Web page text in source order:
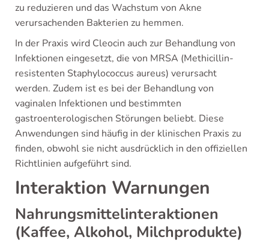
zu reduzieren und das Wachstum von Akne
verursachenden Bakterien zu hemmen.
In der Praxis wird Cleocin auch zur Behandlung von
Infektionen eingesetzt, die von MRSA (Methicillin-
resistenten Staphylococcus aureus) verursacht
werden. Zudem ist es bei der Behandlung von
vaginalen Infektionen und bestimmten
gastroenterologischen Störungen beliebt. Diese
Anwendungen sind häufig in der klinischen Praxis zu
finden, obwohl sie nicht ausdrücklich in den offiziellen
Richtlinien aufgeführt sind.
Interaktion Warnungen
Nahrungsmittelinteraktionen
(Kaffee, Alkohol, Milchprodukte)